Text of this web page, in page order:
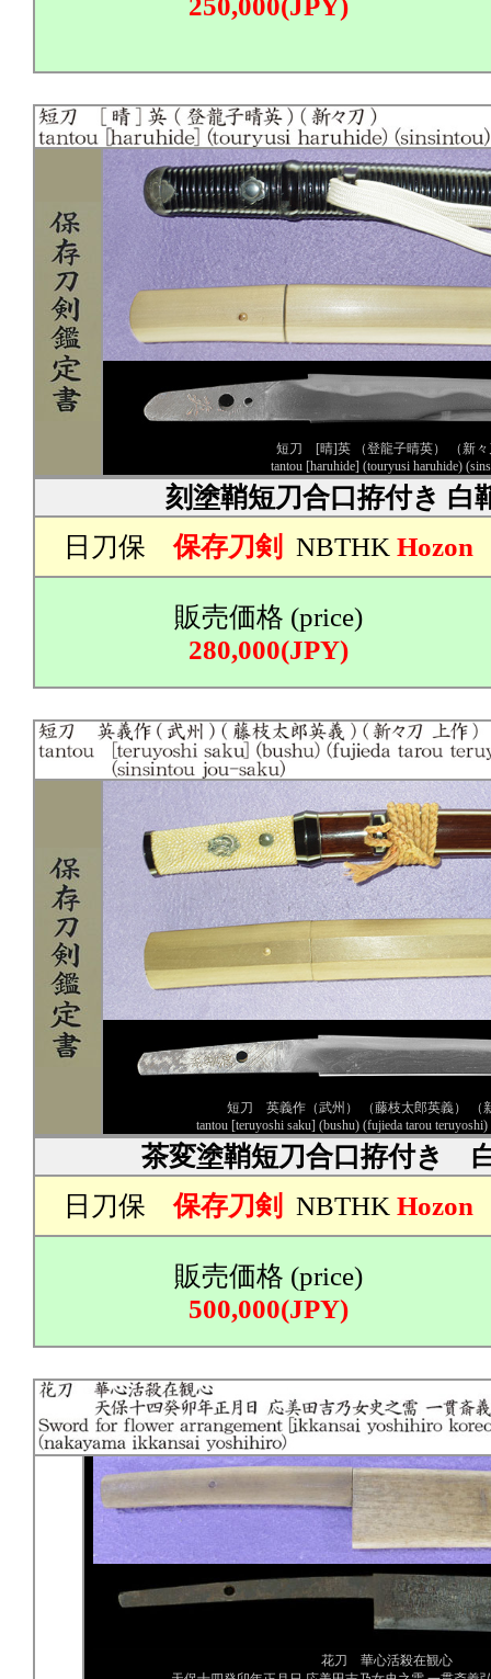
250,000(JPY)
短刀 [晴]英 （登龍子晴英） （新々
tantou [haruhide] (touryusi haruhide)
刻塗鞘短刀合口拵付き 白
日刀保 保存刀剣 NBTHK Hozon
販売価格 (price)
280,000(JPY)
短刀 英義作（武州） （藤枝太郎英義） （
tantou [teruyoshi saku] (bushu) (fujieda tarou
茶変塗鞘短刀合口拵付き
日刀保 保存刀剣 NBTHK Hozon
販売価格 (price)
500,000(JPY)
花刀 華心活殺在観心